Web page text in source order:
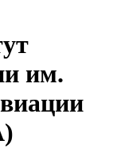
им.